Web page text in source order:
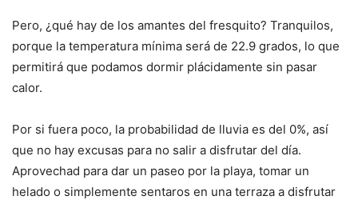
Pero, ¿qué hay de los amantes del fresquito? Tranquilos,
porque la temperatura mínima será de 22.9 grados, lo que
permitirá que podamos dormir plácidamente sin pasar
calor.
Por si fuera poco, la probabilidad de lluvia es del 0%, así
que no hay excusas para no salir a disfrutar del día.
Aprovechad para dar un paseo por la playa, tomar un
helado o simplemente sentaros en una terraza a disfrutar